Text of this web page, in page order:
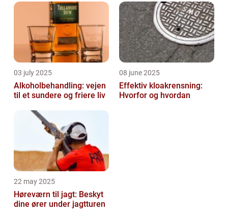
03 july 2025
Alkoholbehandling: vejen
til et sundere og friere liv
08 june 2025
Effektiv kloakrensning:
Hvorfor og hvordan
22 may 2025
Høreværn til jagt: Beskyt
dine ører under jagtturen